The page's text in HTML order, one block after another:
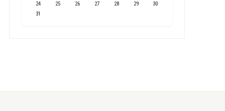
24
25 26 27 28 29
30
31